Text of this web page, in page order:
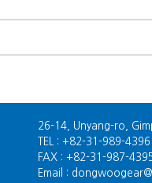
26-14, Unyang-ro,
TEL : +82-31-989-4396
FAX : +82-31-987-
Email :